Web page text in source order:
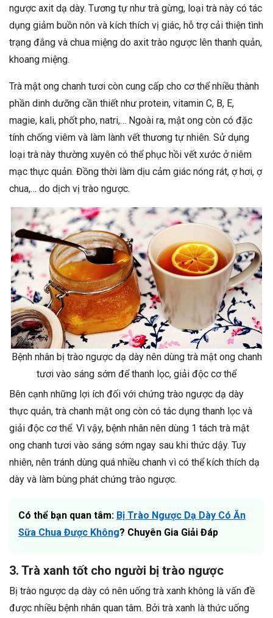
ngược axit dạ dày. Tương tự như trà gừng, loại trà này có tác
dụng giảm buồn nôn và kích thích vị giác, hỗ trợ cải thiện tình
trạng đắng và chua miệng do axit trào ngược lên thanh quản,
khoang miệng.
Trà mật ong chanh tươi còn cung cấp cho cơ thể nhiều thành
phần dinh dưỡng cần thiết như protein, vitamin C, B, E,
magie, kali, phốt pho, natri,… Ngoài ra, mật ong còn có đặc
tính chống viêm và làm lành vết thương tự nhiên. Sử dụng
loại trà này thường xuyên có thể phục hồi vết xước ở niêm
mạc thực quản. Đồng thời làm dịu cảm giác nóng rát, ợ hơi, ợ
chua,… do dịch vị trào ngược.
Bệnh nhân bị trào ngược dạ dày nên dùng trà mật ong chanh
tươi vào sáng sớm để thanh lọc, giải độc cơ thể
Bên cạnh những lợi ích đối với chứng trào ngược dạ dày
thực quản, trà chanh mật ong còn có tác dụng thanh lọc và
giải độc cơ thể. Vì vậy, bệnh nhân nên dùng 1 tách trà mật
ong chanh tươi vào sáng sớm ngay sau khi thức dậy. Tuy
nhiên, nên tránh dùng quá nhiều chanh vì có thể kích thích dạ
dày và làm bùng phát chứng trào ngược.
Có thể bạn quan tâm: Bị Trào Ngược Dạ Dày Có Ăn
Sữa Chua Được Không? Chuyên Gia Giải Đáp
3. Trà xanh tốt cho người bị trào ngược
Bị trào ngược dạ dày có nên uống trà xanh không là vấn đề
được nhiều bệnh nhân quan tâm. Bởi trà xanh là thức uống